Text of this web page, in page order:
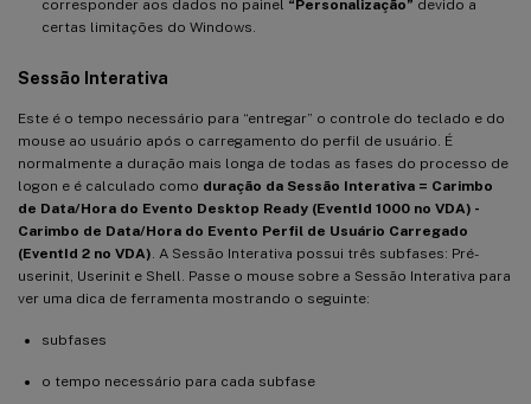
corresponder aos dados no painel “Personalização” devido a
certas limitações do Windows.
Sessão Interativa
Este é o tempo necessário para “entregar” o controle do teclado e do
mouse ao usuário após o carregamento do perfil de usuário. É
normalmente a duração mais longa de todas as fases do processo de
logon e é calculado como duração da Sessão Interativa = Carimbo
de Data/Hora do Evento Desktop Ready (EventId 1000 no VDA) -
Carimbo de Data/Hora do Evento Perfil de Usuário Carregado
(EventId 2 no VDA). A Sessão Interativa possui três subfases: Pré-
userinit, Userinit e Shell. Passe o mouse sobre a Sessão Interativa para
ver uma dica de ferramenta mostrando o seguinte:
subfases
o tempo necessário para cada subfase